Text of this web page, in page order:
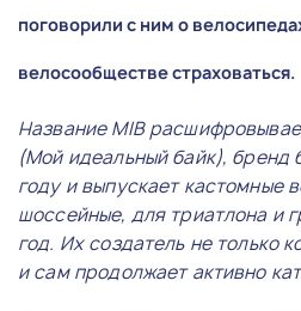
поговорили с ним о
велосообществе страховаться.
Название MIB
(Мой идеальный байк), бренд
году и выпускает кастомные
шоссейные, для триатлона и
год. Их создатель не только
и сам продолжает активно